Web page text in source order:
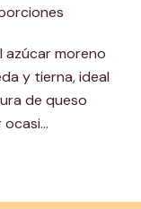
azúcar moreno
y tierna, ideal
de queso
ocasi…